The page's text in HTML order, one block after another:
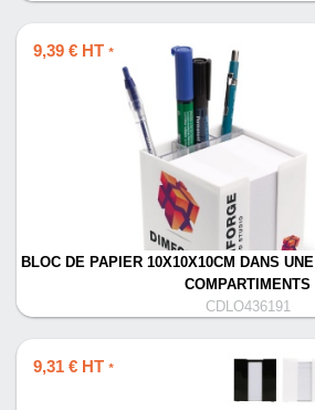
9,39 € HT *
BLOC DE PAPIER 10X10X10CM DANS
COMPARTIMENTS
CDLO436191
9,31 € HT *